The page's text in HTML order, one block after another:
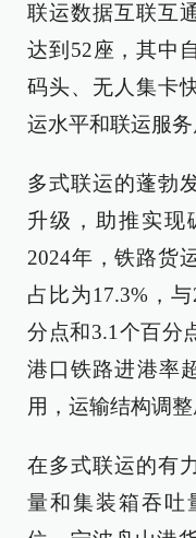
联运数据互联互
达到52座，其中
码头、无人集卡
运水平和联运服务
多式联运的蓬勃
升级，助推实现
2024年，铁路货
占比为17.3%，
分点和3.1个百分
港口铁路进港率
用，运输结构调整
在多式联运的有
量和集装箱吞吐